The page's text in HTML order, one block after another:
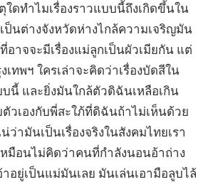
ใดทำไมเรื่องราวแบบนี้ถึงเกิดขึ้นใน
ป็นต่างจังหวัดห่างไกล้ความเจริญมัน
อาจจะมีเรื่องแม่ลูกเป็นผัวเมียกัน แต่
เทพฯ ใครเล่าจะคิดว่าเรื่องบัดสีใน
นี้ และยิ่งมันใกล้ตัวดิฉันเหลือเกิน
วเองกับพี่สะใภ้ที่ดิฉันถ้าไม่เห็นด้วย
ว่ามันเป็นเรื่องจริงในสังคมไทยเรา
มือนไม่คิดว่าคนที่กำลังนอนอ้าถ่าง
อยู่เป็นแม่มันเลย มันเล่นเอามือลูบไล้